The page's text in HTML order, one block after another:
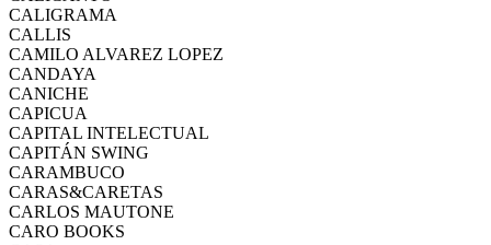
CALIGRAMA
CALLIS
CAMILO ALVAREZ LOPEZ
CANDAYA
CANICHE
CAPICUA
CAPITAL INTELECTUAL
CAPITÁN SWING
CARAMBUCO
CARAS&CARETAS
CARLOS MAUTONE
CARO BOOKS